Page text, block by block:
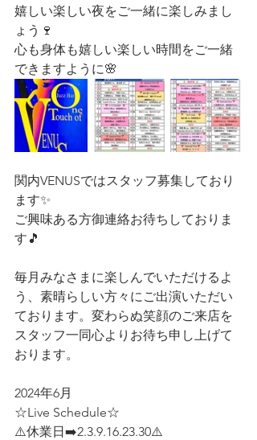
嬉しい楽しい夜をご一緒に楽しみまし
ょう🍷
心も身体も嬉しい楽しい時間をご一緒
できますように🌸
関内VENUSではスタッフ募集しており
ます✨
ご興味ある方御連絡お待ちしておりま
す🎵
毎月みなさまに楽しんでいただけるよ
う、素晴らしい方々にご出演いただい
ております。変わらぬ笑顔のご来店を
スタッフ一同心よりお待ち申し上げて
おります。
2024年6月
☆Live Schedule☆
⚠️休業日➡️2.3.9.16.23.30⚠️